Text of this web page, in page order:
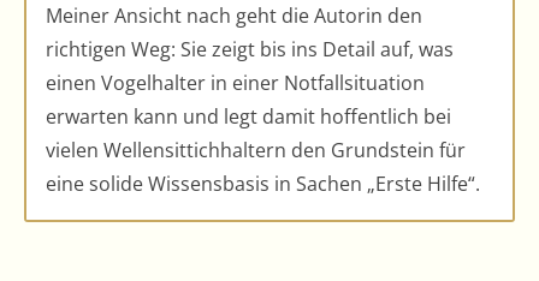
Meiner Ansicht nach geht die Autorin den
richtigen Weg: Sie zeigt bis ins Detail auf, was
einen Vogelhalter in einer Notfallsituation
erwarten kann und legt damit hoffentlich bei
vielen Wellensittichhaltern den Grundstein für
eine solide Wissensbasis in Sachen „Erste Hilfe“.